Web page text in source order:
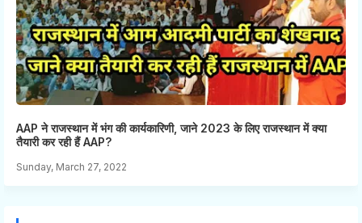
AAP ने राजस्थान में भंग की कार्यकारिणी, जाने 2023 के लिए राजस्थान में क्या
तैयारी कर रही हैं AAP?
Sunday, March 27, 2022